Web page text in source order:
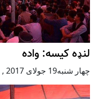
لنډه کیسه: واده
چهار شنبه19 جولای 2017 ,